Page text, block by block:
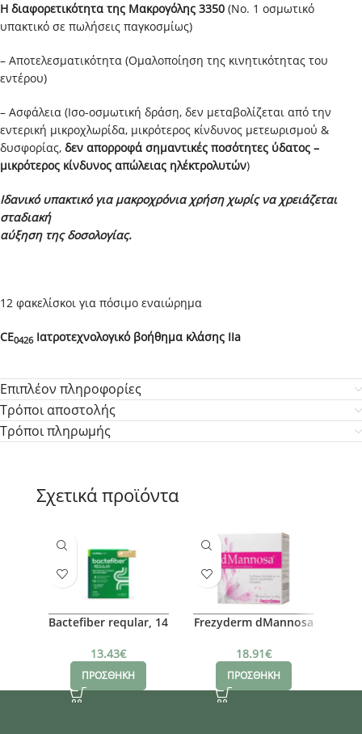
Η διαφορετικότητα της Μακρογόλης 3350 (Νο. 1 οσμωτικό
υπακτικό σε πωλήσεις παγκοσμίως)
– Αποτελεσματικότητα (Ομαλοποίηση της κινητικότητας του
εντέρου)
– Ασφάλεια (Ισο-οσμωτική δράση, δεν μεταβολίζεται από την
εντερική μικροχλωρίδα, μικρότερος κίνδυνος μετεωρισμού &
δυσφορίας, δεν απορροφά σημαντικές ποσότητες ύδατος –
μικρότερος κίνδυνος απώλειας ηλέκτρολυτών)
Ιδανικό υπακτικό για μακροχρόνια χρήση χωρίς να χρειάζεται
σταδιακή
αύξηση της δοσολογίας.
12 φακελίσκοι για πόσιμο εναιώρημα
CE0426 Ιατροτεχνολογικό βοήθημα κλάσης ΙΙa
Επιπλέον πληροφορίες
Τρόποι αποστολής
Τρόποι πληρωμής
Σχετικά προϊόντα
Bactefiber reqular, 14
13.43€
ΠΡΟΣΘΗΚΗ
Frezyderm dMannosa
14x4gr
18.91€
ΠΡΟΣΘΗΚΗ